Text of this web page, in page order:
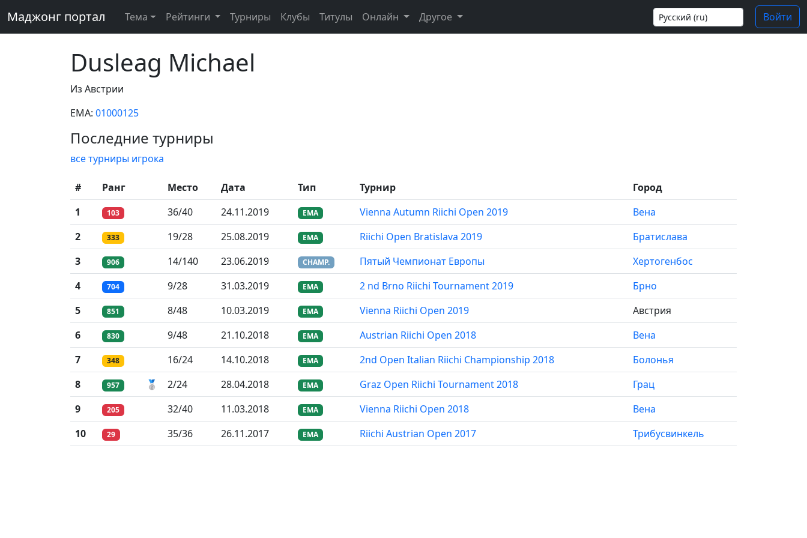
Маджонг портал Тема Рейтинги Турниры Клубы Титулы Онлайн Другое Войти
Dusleag Michael
Из Австрии
EMA: 01000125
Последние турниры
все турниры игрока
# Ранг Место Дата Тип Турнир
Город
1
103 36/40 24.11.2019 EMA Vienna Autumn Riichi Open 2019
Вена
2
333 19/28 25.08.2019 EMA Riichi Open Bratislava 2019
Братислава
3
906 14/140 23.06.2019 CHAMP. Пятый Чемпионат Европы
Хертогенбос
4
704 9/28 31.03.2019 EMA 2 nd Brno Riichi Tournament 2019
Брно
5
851 8/48 10.03.2019 EMA Vienna Riichi Open 2019
Австрия
6
830 9/48 21.10.2018 EMA Austrian Riichi Open 2018
Вена
7
348 16/24 14.10.2018 EMA 2nd Open Italian Riichi Championship 2018
Болонья
8
957 🥈 2/24 28.04.2018 EMA Graz Open Riichi Tournament 2018
Грац
9
205 32/40 11.03.2018 EMA Vienna Riichi Open 2018
Вена
10
29 35/36 26.11.2017 EMA Riichi Austrian Open 2017 Трибусвинкель